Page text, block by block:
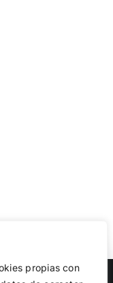
propias con
| All Rights Reserved
y mejorar